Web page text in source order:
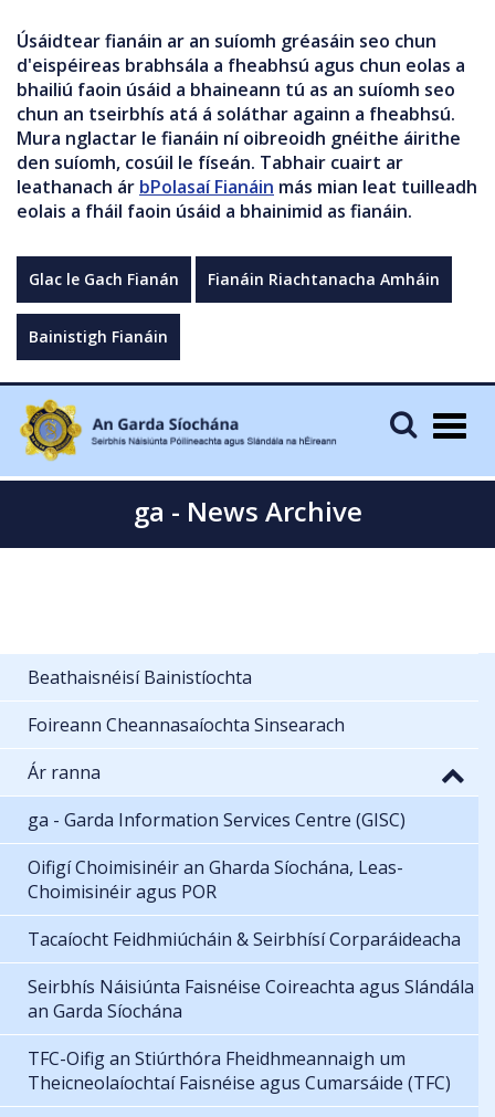
Úsáidtear fianáin ar an suíomh gréasáin seo chun
d'eispéireas brabhsála a fheabhsú agus chun eolas a
bhailiú faoin úsáid a bhaineann tú as an suíomh seo
chun an tseirbhís atá á soláthar againn a fheabhsú.
Mura nglactar le fianáin ní oibreoidh gnéithe áirithe
den suíomh, cosúil le físeán. Tabhair cuairt ar
leathanach ár bPolasaí Fianáin más mian leat tuilleadh
eolais a fháil faoin úsáid a bhainimid as fianáin.
Glac le Gach Fianán Fianáin Riachtanacha Amháin
Bainistigh Fianáin
ga - News Archive
Beathaisnéisí Bainistíochta
Foireann Cheannasaíochta Sinsearach
Ár ranna
ga - Garda Information Services Centre (GISC)
Oifigí Choimisinéir an Gharda Síochána, Leas-
Choimisinéir agus POR
Tacaíocht Feidhmiúcháin & Seirbhísí Corparáideacha
Seirbhís Náisiúnta Faisnéise Coireachta agus Slándála
an Garda Síochána
TFC-Oifig an Stiúrthóra Fheidhmeannaigh um
Theicneolaíochtaí Faisnéise agus Cumarsáide (TFC)